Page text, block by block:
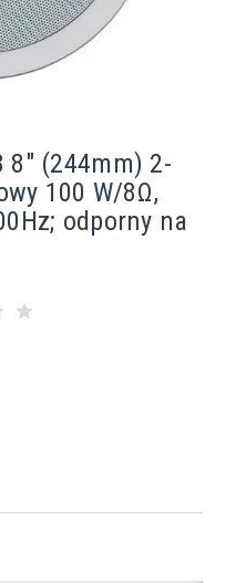
8" (244mm) 2-
100 W/8Ω,
odporny na